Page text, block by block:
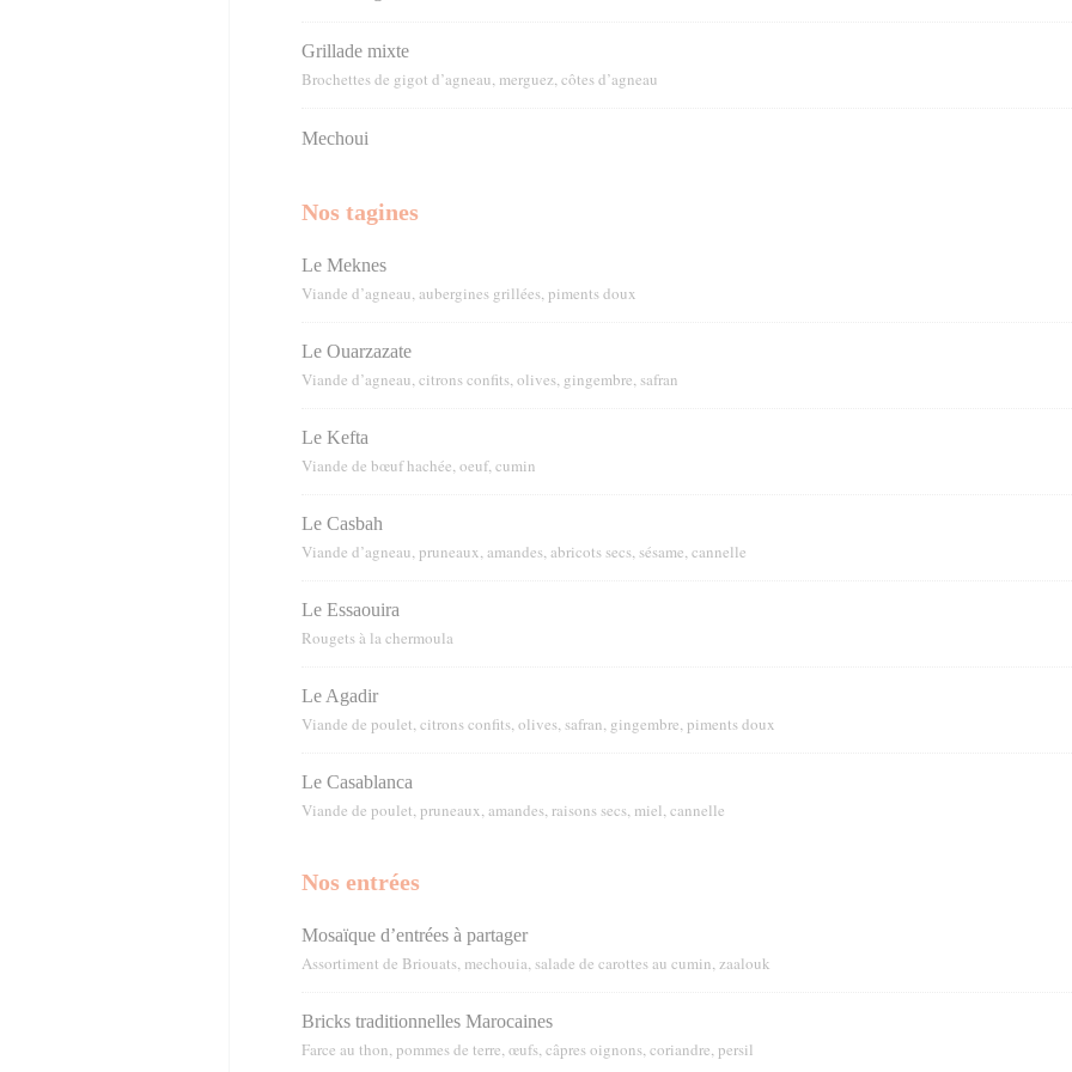
Grillade mixte
Brochettes de gigot d’agneau, merguez, côtes d’agneau
Mechoui
Nos tagines
Le Meknes
Viande d’agneau, aubergines grillées, piments doux
Le Ouarzazate
Viande d’agneau, citrons confits, olives, gingembre, safran
Le Kefta
Viande de bœuf hachée, oeuf, cumin
Le Casbah
Viande d’agneau, pruneaux, amandes, abricots secs, sésame, cannelle
Le Essaouira
Rougets à la chermoula
Le Agadir
Viande de poulet, citrons confits, olives, safran, gingembre, piments doux
Le Casablanca
Viande de poulet, pruneaux, amandes, raisons secs, miel, cannelle
Nos entrées
Mosaïque d’entrées à partager
Assortiment de Briouats, mechouia, salade de carottes au cumin, zaalouk
Bricks traditionnelles Marocaines
Farce au thon, pommes de terre, œufs, câpres oignons, coriandre, persil